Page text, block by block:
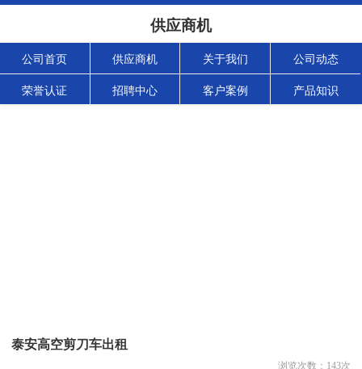
供应商机
公司首页 供应商机 关于我们 公司动态
荣誉认证 招聘中心 客户案例 产品知识
泰安高空剪刀车出租
浏览次数： 143次